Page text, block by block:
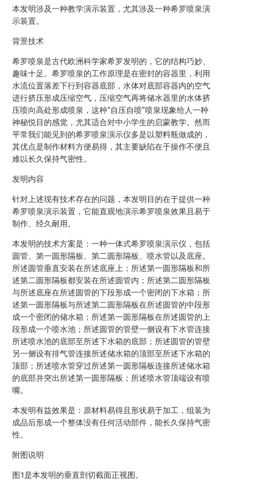
本发明涉及一种教学演示装置，尤其涉及一种希罗喷泉演
示装置。
背景技术
希罗喷泉是古代欧洲科学家希罗发明的，它的结构巧妙、
趣味十足。希罗喷泉的工作原理是在密封的容器里，利用
水流位置落差下行到容器底部，水体对底部容器内的空气
进行挤压形成压缩空气，压缩空气再将储水器里的水体挤
压喷向高处形成喷泉，这种“自压自喷”喷泉现象给人一种
神秘悦目的感觉，尤其适合对中小学生的启蒙教学。然而
平常我们能见到的希罗喷泉演示仪多是以塑料瓶做成的，
其优点是制作材料方便易得，其主要缺陷在于操作不便且
难以长久保持气密性。
发明内容
针对上述现有技术存在的问题，本发明目的在于提供一种
希罗喷泉演示装置，它能直观地演示希罗喷泉效果且易于
制作、经久耐用。
本发明的技术方案是：一种一体式希罗喷泉演示仪，包括
圆管、第一圆形隔板、第二圆形隔板、喷水管以及底座。
所述圆管垂直安装在所述底座上；所述第一圆形隔板和所
述第二圆形隔板都安装在所述圆管内；所述第二圆形隔板
与所述底座在所述圆管的下段形成一个密闭的下水箱；所
述第一圆形隔板与所述第二圆形隔板在所述圆管的中段形
成一个密闭的储水箱；所述第一圆形隔板在所述圆管的上
段形成一个喷水池；所述圆管的管壁一侧设有下水管连接
所述喷水池的底部至所述下水箱的底部；所述圆管的管壁
另一侧设有排气管连接所述储水箱的顶部至所述下水箱的
顶部；所述喷水管穿过所述第一圆形隔板连接所述储水箱
的底部并突出所述第一圆形隔板；所述喷水管顶端设有喷
嘴。
本发明有益效果是：原材料易得且形状易于加工，组装为
成品后形成一个整体没有任何活动部件，能长久保持气密
性。
附图说明
图1是本发明的垂直剖切截面正视图。